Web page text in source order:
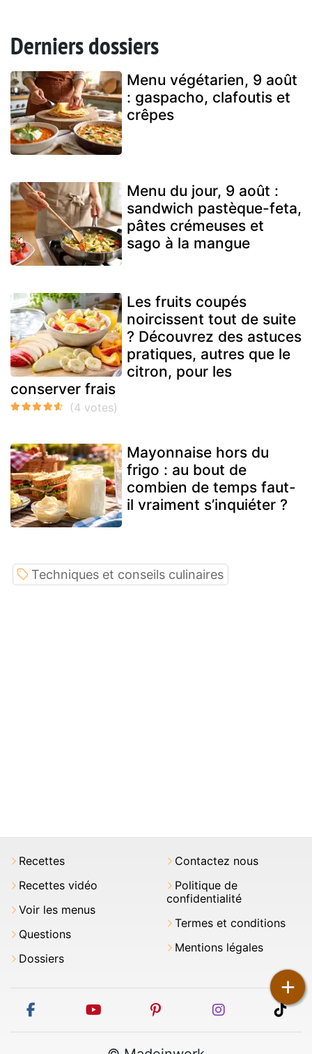
Derniers dossiers
Menu végétarien, 9 août
: gaspacho, clafoutis et
crêpes
Menu du jour, 9 août :
sandwich pastèque-feta,
pâtes crémeuses et
sago à la mangue
Les fruits coupés
noircissent tout de suite
? Découvrez des astuces
pratiques, autres que le
citron, pour les
conserver frais
Mayonnaise hors du
frigo : au bout de
combien de temps faut-
il vraiment s’inquiéter ?
+
Techniques et conseils culinaires
Recettes
Recettes vidéo
Voir les menus
Questions
Dossiers
Contactez nous
Politique de
confidentialité
Termes et conditions
Mentions légales
facebook youtube pinterest instagram